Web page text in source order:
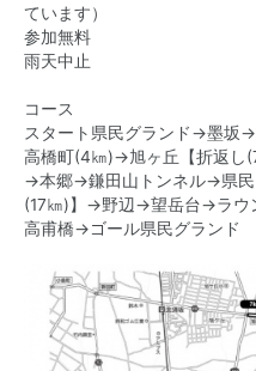
ています）
参加無料
雨天中止
コース
スタート県民グランド→墨
高橋町(4㎞)→旭ヶ丘【折返し
→本郷→鎌田山トンネル→県民
(17㎞)】→野辺→望岳台→ラウ
高甫橋→ゴール県民グランド